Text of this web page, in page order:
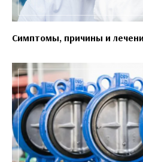
Симптомы, причины и